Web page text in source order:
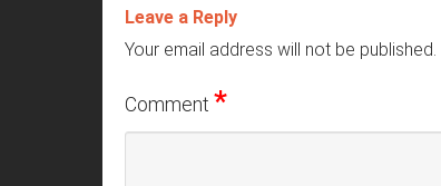
Leave a Reply
Your email address will not be published.
Comment *